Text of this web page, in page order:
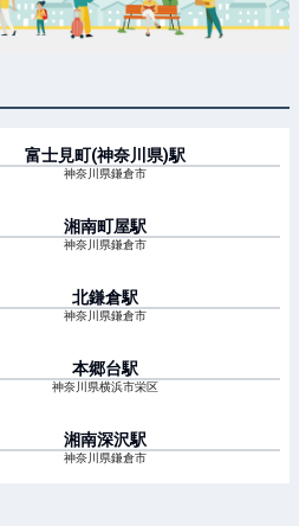
富士見町(神奈川県)駅
神奈川県鎌倉市
湘南町屋駅
神奈川県鎌倉市
北鎌倉駅
神奈川県鎌倉市
本郷台駅
神奈川県横浜市栄区
湘南深沢駅
神奈川県鎌倉市